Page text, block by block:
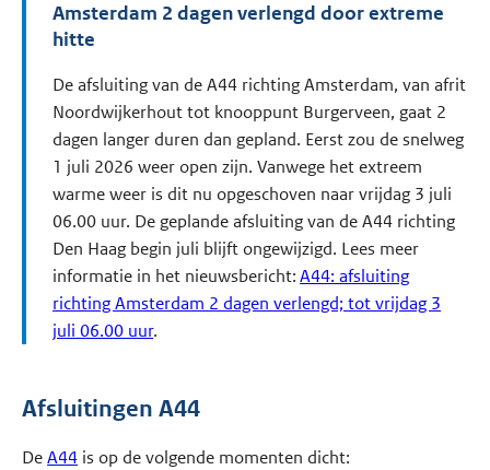
Amsterdam 2 dagen verlengd door extreme
hitte
De afsluiting van de A44 richting Amsterdam, van afrit
Noordwijkerhout tot knooppunt Burgerveen, gaat 2
dagen langer duren dan gepland. Eerst zou de snelweg
1 juli 2026 weer open zijn. Vanwege het extreem
warme weer is dit nu opgeschoven naar vrijdag 3 juli
06.00 uur. De geplande afsluiting van de A44 richting
Den Haag begin juli blijft ongewijzigd. Lees meer
informatie in het nieuwsbericht:A44: afsluiting
richting Amsterdam 2 dagen verlengd; tot vrijdag 3
juli 06.00 uur.
Afsluitingen A44
DeA44 is op de volgende momenten dicht: